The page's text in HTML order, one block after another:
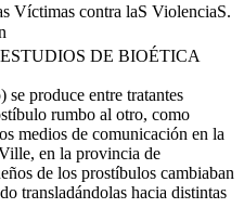
Víctimas contra laS ViolenciaS.
ESTUDIOS DE BIOÉTICA
produce entre tratantes
rumbo al otro, como
medios de comunicación en la
en la provincia de
de los prostíbulos cambiaban
transladándolas hacia distintas